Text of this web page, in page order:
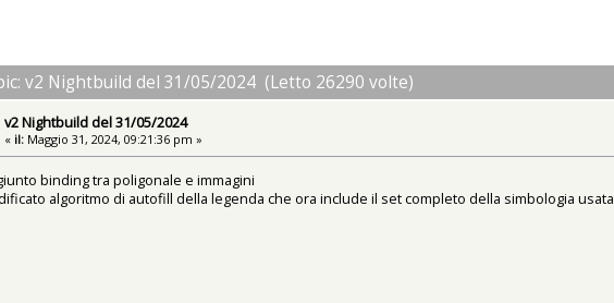
v2 Nightbuild del 31/05/2024 (Letto 26290 volte)
v2 Nightbuild del 31/05/2024
« il: Maggio 31, 2024, 09:21:36 pm »
binding tra poligonale e immagini
algoritmo di autofill della legenda che ora include il set completo della simbologia usata